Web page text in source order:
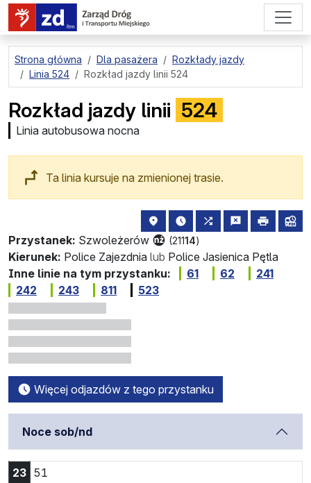
przejdź do treści strony
Strona główna Dla pasażera
Rozkłady jazdy
Linia 524
Rozkład jazdy linii 524
Rozkład jazdy linii 524
Linia autobusowa nocna
Ta linia kursuje na zmienionej trasie.
Przystanek: Szwoleżerów (21114)
lokalizacja przystanku na mapie
najbliższe odjazdy z tego
wszystkie linie
zgłośdrukuj
Kierunek: Police Zajezdnia lub Police Jasienica Pętla
Inne linie na tym przystanku:
61 62
241
242
243 811 523
Więcej odjazdów z tego przystanku
Noce sob/nd
23 51